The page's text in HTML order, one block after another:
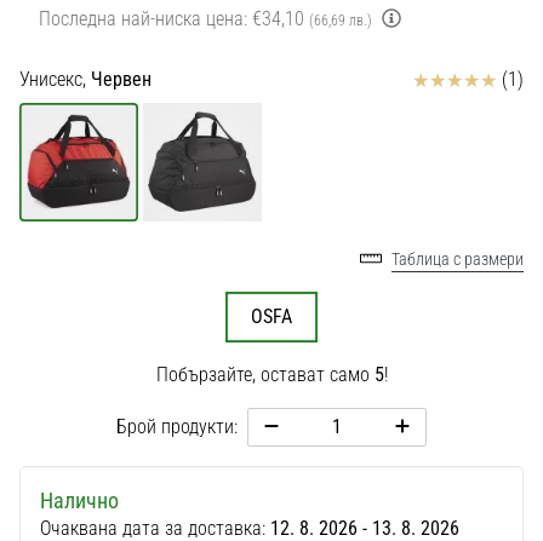
всеки
гол
и…
9. 6. 2025
•
1 мин. четене
Nike
Phantom
Последна най-ниска цена: €34,10 (66,69 лв.)
Унисекс, Червен Отзиви (1)
Таблица с размери
OSFA
Побързайте, остават само 5!
Брой продукти:
Налично
Очаквана дата за доставка: 12. 8. 2026 - 13. 8. 2026